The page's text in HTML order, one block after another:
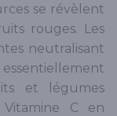
se révèlent
rouges. Les
neutralisant
et légumes
Vitamine C en